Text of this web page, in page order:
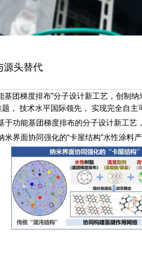
源头替代
基团梯度排布”分子设计新工艺，创制
， 技术水平国际领先， 实现完全自主
于功能基团梯度排布的分子设计新工艺
米界面协同强化的“卡屋结构”水性涂料